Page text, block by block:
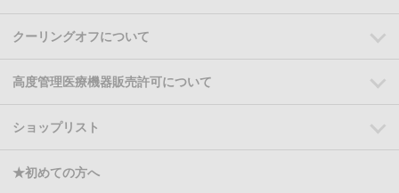
クーリングオフについて
高度管理医療機器販売許可について
ショップリスト
★初めての方へ